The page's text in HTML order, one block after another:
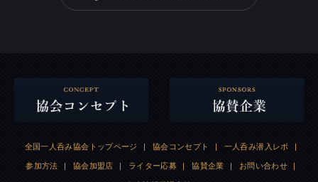
全国一人呑み協会トップページ | 協会コンセプト | 一人呑み潜入レポ |
参加方法 | 協会加盟店 | ライター応募 | 協賛企業 | お問い合わせ |